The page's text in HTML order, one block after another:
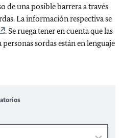
de una posible barrera a través
La información respectiva se
. Se ruega tener en cuenta que las
sordas están en lenguaje